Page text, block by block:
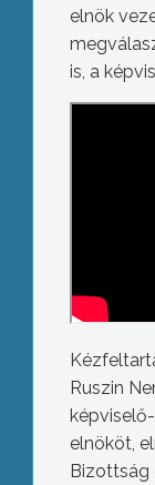
elnök
is, a
Ruszin
elnököt,